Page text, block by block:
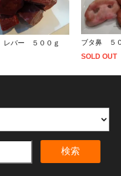
レバー ５００ｇ
ブタ鼻 ５
SOLD OUT
検索